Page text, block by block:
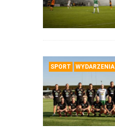
SPORT WYDARZENIA